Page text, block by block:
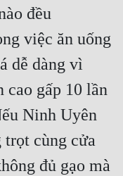
đều
việc ăn uống
dễ dàng vì
cao gấp 10 lần
Ninh Uyên
trọt cùng cửa
đủ gạo mà